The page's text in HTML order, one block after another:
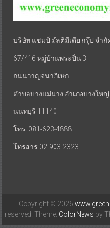
บริษัท แชมป์ มัลติมีเดีย กรุ๊ป จำกั
67/416 หมู่บ้านพระปิ่น 3
ถนนกาญจนาภิเษก
ตำบลบางแม่นาง อำเภอบางใหญ่
นนทบุรี 11140
โทร. 081-623-4888
โทรสาร 02-903-2323
Copyright © 2026
reserved. Theme: ColorNews by